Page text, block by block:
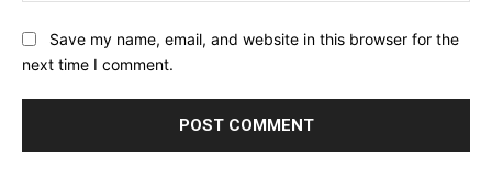
Save my name, email, and website in this browser for the
next time I comment.